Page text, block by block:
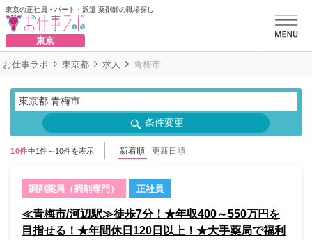
東京の正社員・パート・派遣 薬剤師の職場探し
東京
お仕事ラボ 東京都 求人 青梅市
東京都 青梅市
条件変更
10件中1件～10件を表示 新着順 更新日順
調剤薬局（調剤専門） 正社員
≪青梅市/河辺駅≫徒歩7分！★年収400～550万円を
目指せる！★年間休日120日以上！★大手薬局で福利